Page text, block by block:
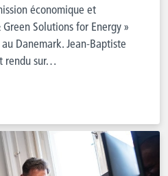
économique et
Solutions for Energy »
Danemark. Jean-Baptiste
rendu sur…